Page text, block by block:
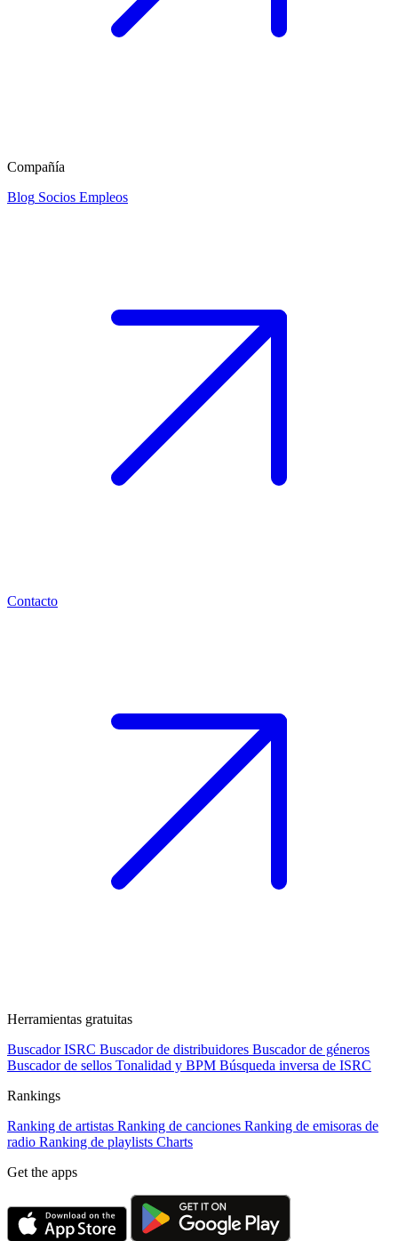
Compañía
Blog Socios Empleos
Contacto
Herramientas gratuitas
Buscador ISRC Buscador de distribuidores Buscador de géneros
Buscador de sellos Tonalidad y BPM Búsqueda inversa de ISRC
Rankings
Ranking de artistas Ranking de canciones Ranking de emisoras de
radio Ranking de playlists Charts
Get the apps